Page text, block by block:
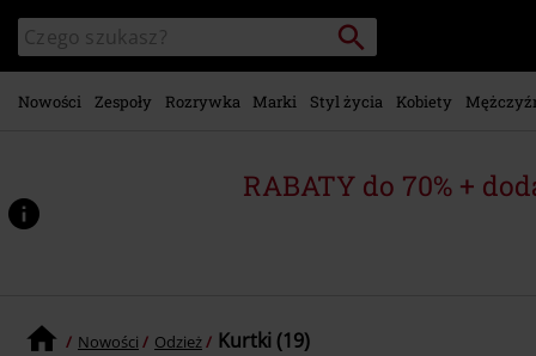
głównej
zawartości
Wyszukaj
katalog
Szukaj
Nowości Zespoły Rozrywka Marki Styl życia Kobiety
RABATY do 70% +
Nowości Odzież Kurtki (19)